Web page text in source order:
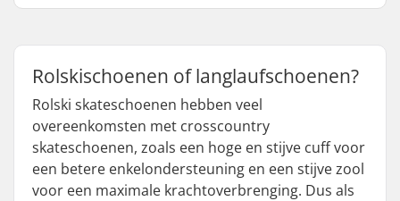
Rolskischoenen of langlaufschoenen?
Rolski skateschoenen hebben veel
overeenkomsten met crosscountry
skateschoenen, zoals een hoge en stijve cuff voor
een betere enkelondersteuning en een stijve zool
voor een maximale krachtoverbrenging. Dus als